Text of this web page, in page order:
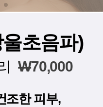
초음파)
W70,000
조한 피부,